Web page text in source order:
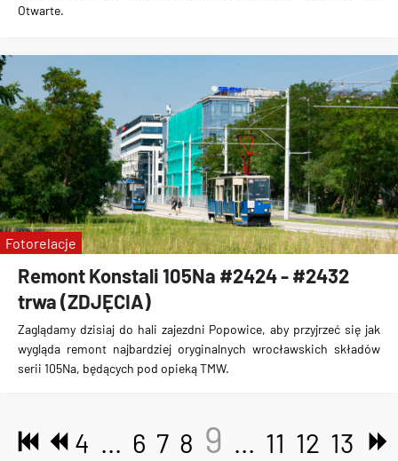
Otwarte.
Remont Konstali 105Na #2424 - #2432
trwa (ZDJĘCIA)
Zaglądamy dzisiaj do hali zajezdni Popowice, aby przyjrzeć się jak
wygląda remont najbardziej oryginalnych wrocławskich składów
serii 105Na, będących pod opieką TMW.
Fotorelacje
4 ... 6 7 8 9 ... 11 12 13